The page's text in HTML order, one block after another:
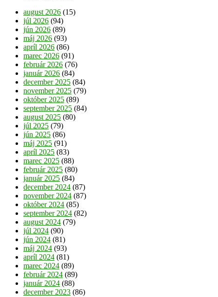
august 2026 (15)
júl 2026 (94)
jún 2026 (89)
máj 2026 (93)
apríl 2026 (86)
marec 2026 (91)
február 2026 (76)
január 2026 (84)
december 2025 (84)
november 2025 (79)
október 2025 (89)
september 2025 (84)
august 2025 (80)
júl 2025 (79)
jún 2025 (86)
máj 2025 (91)
apríl 2025 (83)
marec 2025 (88)
február 2025 (80)
január 2025 (84)
december 2024 (87)
november 2024 (87)
október 2024 (85)
september 2024 (82)
august 2024 (79)
júl 2024 (90)
jún 2024 (81)
máj 2024 (93)
apríl 2024 (81)
marec 2024 (89)
február 2024 (89)
január 2024 (88)
december 2023 (86)